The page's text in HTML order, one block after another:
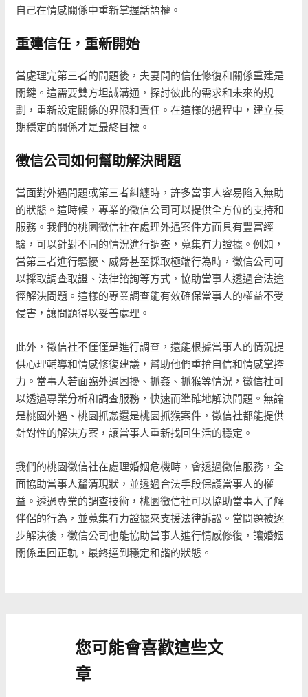
自己在情感關係中重新掌握話語權。
重建信任，重新開始
當處理完第三者的問題後，夫妻間的信任修復和關係重建是
關鍵。這需要雙方坦誠溝通，探討彼此的需求和未來的規
劃，重新設定關係的界限和責任。在這樣的過程中，建立長
期穩定的關係才是最終目標。
徵信公司如何幫助解決問題
當面對外遇問題或第三者糾纏時，許多當事人容易陷入無助
的狀態。這時候，專業的徵信公司可以提供全方位的支持和
服務。我們的桃園徵信社在處理外遇案件方面具有豐富經
驗，可以針對不同的情況進行調查，蒐集有力證據。例如，
當第三者進行騷擾、威脅甚至採取極端行為時，徵信公司可
以採取調查取證、法律諮詢等方式，協助當事人透過合法途
徑解決問題。這樣的專業調查能有效確保當事人的權益不受
侵害，讓問題得以妥善處理。
此外，徵信社不僅僅是進行調查，還能根據當事人的情況提
供心理輔導和情感修復建議，幫助他們重拾自信和情感掌控
力。當事人若面臨外遇困擾、抓姦、抓猴等情況，徵信社可
以透過專業分析和調查服務，快速而準確地解決問題。無論
是桃園外遇、桃園抓姦還是桃園抓猴案件，徵信社都能提供
針對性的解決方案，讓當事人重新找回生活的穩定。
我們的桃園徵信社在處理婚姻危機時，會透過徵信服務，全
面協助當事人釐清現狀，並透過合法手段保護當事人的權
益。透過專業的調查技術，桃園徵信社可以協助當事人了解
伴侶的行為，並蒐集有力證據來支援法律訴訟。當問題被逐
步解決後，徵信公司也能協助當事人進行情感修復，讓婚姻
關係重回正軌，最終達到穩定和諧的狀態。
您可能會喜歡這些文
章